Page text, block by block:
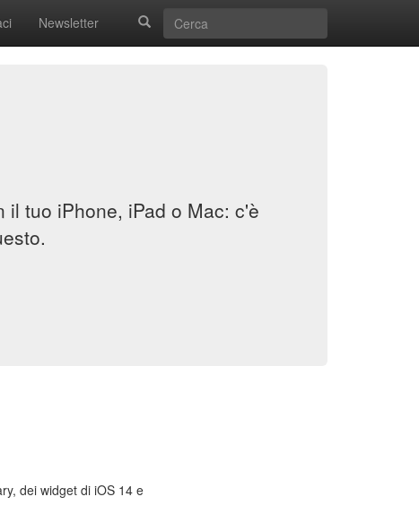
Newsletter
tuo iPhone, iPad o Mac: c'è
dei widget di iOS 14 e